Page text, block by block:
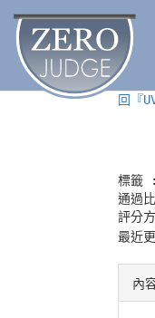
回『
標籤 :
通過
評分
最近
內